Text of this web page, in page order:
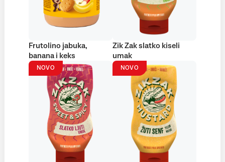
Frutolino jabuka,
banana i keks
Zik Zak slatko kiseli
umak
NOVO NOVO